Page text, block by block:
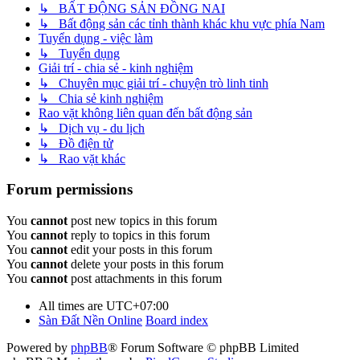
↳ BẤT ĐỘNG SẢN ĐỒNG NAI
↳ Bất động sản các tỉnh thành khác khu vực phía Nam
Tuyển dụng - việc làm
↳ Tuyển dụng
Giải trí - chia sẻ - kinh nghiệm
↳ Chuyên mục giải trí - chuyện trò linh tinh
↳ Chia sẻ kinh nghiệm
Rao vặt không liên quan đến bất động sản
↳ Dịch vụ - du lịch
↳ Đồ điện tử
↳ Rao vặt khác
Forum permissions
You cannot post new topics in this forum
You cannot reply to topics in this forum
You cannot edit your posts in this forum
You cannot delete your posts in this forum
You cannot post attachments in this forum
All times are UTC+07:00
Sàn Đất Nền Online Board index
Powered by phpBB® Forum Software © phpBB Limited